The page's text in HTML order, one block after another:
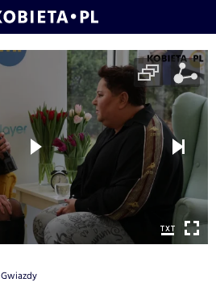
Gwiazdy